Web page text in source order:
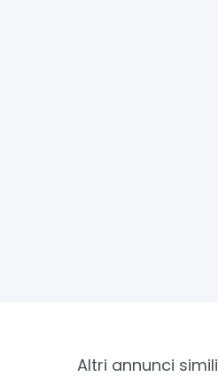
Altri annunci simili